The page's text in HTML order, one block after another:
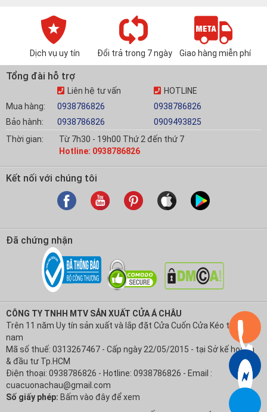
Dịch vụ uy tín Đổi trả trong 7 ngày Giao hàng miễn phí
Tổng đài hỗ trợ
Mua hàng:
Bảo hành:
Liên hệ tư vấn
0938786826
0938786826
HOTLINE
0938786826
0909493825
Thời gian:
Từ 7h30 - 19h00 Thứ 2 đến thứ 7
Hotline: 0938786826
Kết nối với chúng tôi
Đã chứng nhận
CÔNG TY TNHH MTV SẢN XUẤT CỬA Á CHÂU
Trên 11 năm Uy tín sản xuất và lắp đặt Cửa Cuốn Cửa Kéo tại Việt
nam
Mã số thuế: 0313267467 - Cấp ngày 22/05/2015 - tại Sở kế hoạch
& đầu tư Tp.HCM
Điện thoại: 0938786826 - Hotline: 0938786826 - Email :
cuacuonachau@gmail.com
Số giấy phép: Bấm vào đây để xem